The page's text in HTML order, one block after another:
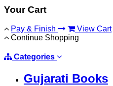
Your Cart
Pay & Finish
View Cart
Continue Shopping
Categories
Gujarati Books